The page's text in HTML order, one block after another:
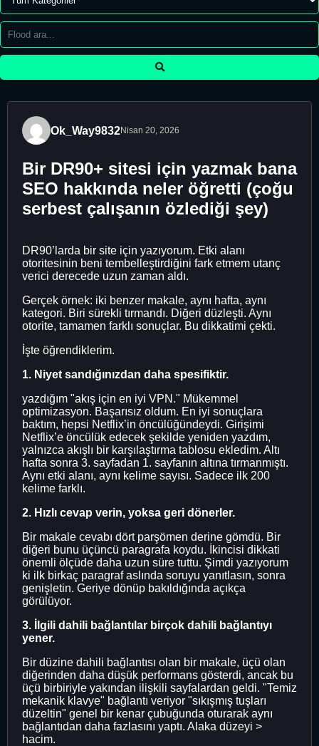
Ok_Way9832Nisan 20, 2026
Bir DR90+ sitesi için yazmak bana
SEO hakkında neler öğretti (çoğu
serbest çalışanın özlediği şey)
DR90’larda bir site için yazıyorum. Etki alanı
otoritesinin beni tembelleştirdiğini fark etmem utanç
verici derecede uzun zaman aldı.
Gerçek örnek: iki benzer makale, aynı hafta, aynı
kategori. Biri sürekli tırmandı. Diğeri düzleşti. Aynı
otorite, tamamen farklı sonuçlar. Bu dikkatimi çekti.
İşte öğrendiklerim.
1. Niyet sandığınızdan daha spesifiktir.
yazdığım "akış için en iyi VPN." Mükemmel
optimizasyon. Başarısız oldum. En iyi sonuçlara
baktım, hepsi Netflix’in öncülüğündeydi. Girişimi
Netflix’e öncülük edecek şekilde yeniden yazdım,
yalnızca akışlı bir karşılaştırma tablosu ekledim. Altı
hafta sonra 3. sayfadan 1. sayfanın altına tırmanmıştı.
Aynı etki alanı, aynı kelime sayısı. Sadece ilk 200
kelime farklı.
2. Hızlı cevap verin, yoksa geri dönerler.
Bir makale cevabı dört parşömen derine gömdü. Bir
diğeri bunu üçüncü paragrafa koydu. İkincisi dikkati
önemli ölçüde daha uzun süre tuttu. Şimdi yazıyorum
ki ilk birkaç paragraf aslında soruyu yanıtlasın, sonra
genişletin. Geriye dönüp bakıldığında açıkça
görülüyor.
3. İlgili dahili bağlantılar birçok dahili bağlantıyı
yener.
Bir düzine dahili bağlantısı olan bir makale, üçü olan
diğerinden daha düşük performans gösterdi, ancak bu
üçü birbiriyle yakından ilişkili sayfalardan geldi. "Temiz
mekanik klavye" bağlantı veriyor "sıkışmış tuşları
düzeltin" genel bir kenar çubuğunda oturarak aynı
bağlantıdan daha fazlasını yaptı. Alaka düzeyi >
hacim.